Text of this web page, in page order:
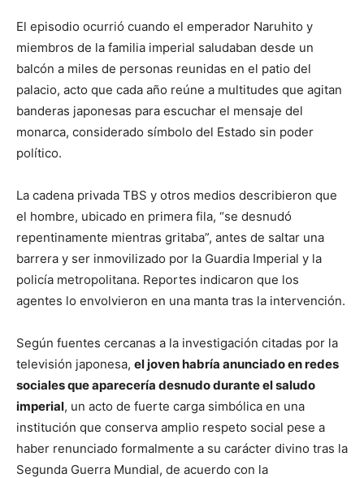
El episodio ocurrió cuando el emperador Naruhito y
miembros de la familia imperial saludaban desde un
balcón a miles de personas reunidas en el patio del
palacio, acto que cada año reúne a multitudes que agitan
banderas japonesas para escuchar el mensaje del
monarca, considerado símbolo del Estado sin poder
político.
La cadena privada TBS y otros medios describieron que
el hombre, ubicado en primera fila, “se desnudó
repentinamente mientras gritaba”, antes de saltar una
barrera y ser inmovilizado por la Guardia Imperial y la
policía metropolitana. Reportes indicaron que los
agentes lo envolvieron en una manta tras la intervención.
Según fuentes cercanas a la investigación citadas por la
televisión japonesa, el joven habría anunciado en redes
sociales que aparecería desnudo durante el saludo
imperial, un acto de fuerte carga simbólica en una
institución que conserva amplio respeto social pese a
haber renunciado formalmente a su carácter divino tras la
Segunda Guerra Mundial, de acuerdo con la